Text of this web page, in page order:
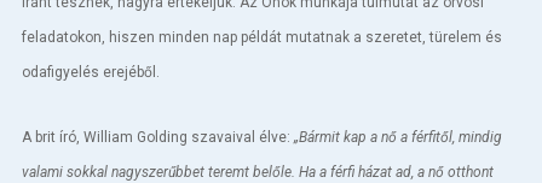
feladatokon, hiszen minden nap példát mutatnak a szeretet, türelem és
odafigyelés erejéből.
A brit író, William Golding szavaival élve: „Bármit kap a nő a férfitől, mindig
valami sokkal nagyszerűbbet teremt belőle. Ha a férfi házat ad, a nő otthont